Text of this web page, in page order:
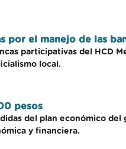
el manejo de las
participativas del HCD
local.
pesos
del plan económico
y financiera.